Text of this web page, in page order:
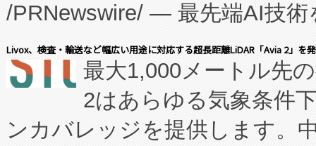
キー方式で拡張性が高く、持
す。FCCM‑を活用した現地生
患者にとっての費用負担を大
のアクセスを大幅に拡大する
Fully-Connected Continuous
/PRNewswire/ — 最先端AI技術
会社エーアイ・アンド：本社
President原信平）と、エンタ
ードするVoltaiqは、日本にあ
ーエネルギー貯蔵システム（
Livox、検査・輸送など幅広い用途に対応する超長距離LiDAR「Avia 2」を
最大1,000メートル先
2はあらゆる気象条件
ンカバレッジを提供します。